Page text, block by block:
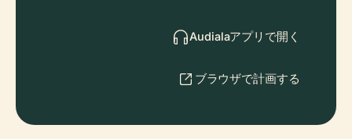
Audialaアプリで開く
ブラウザで計画する